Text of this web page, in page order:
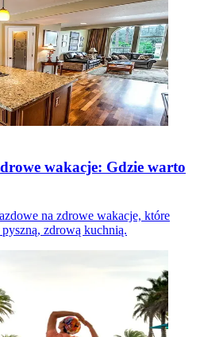
wakacje: Gdzie warto
na zdrowe wakacje, które
zdrową kuchnią.